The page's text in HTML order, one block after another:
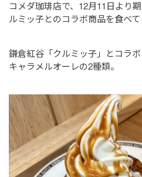
コメダ珈琲店で、12月11日より
ルミッ子とのコラボ商品を食べて
鎌倉紅谷「クルミッ子」とコラ
キャラメルオーレの2種類。